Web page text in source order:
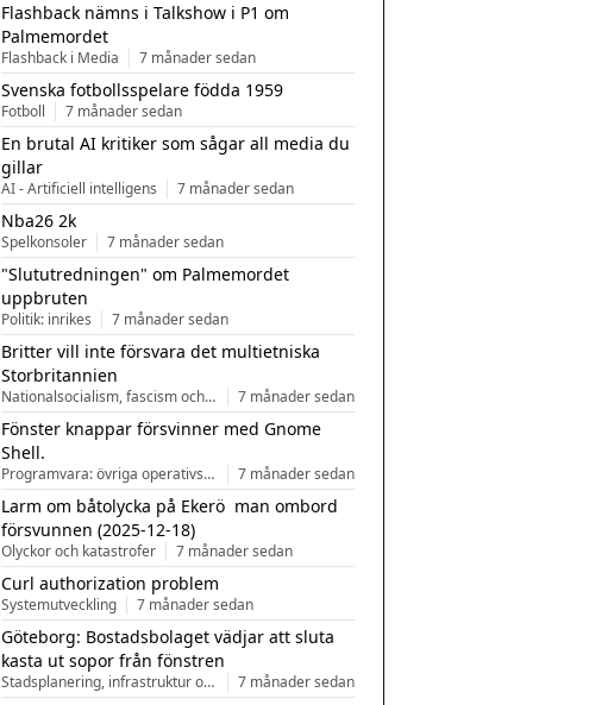
Flashback nämns i Talkshow i P1 om
Palmemordet
Flashback i Media 7 månader sedan
Svenska fotbollsspelare födda 1959
Fotboll 7 månader sedan
En brutal AI kritiker som sågar all media du
gillar
AI - Artificiell intelligens 7 månader sedan
Nba26 2k
Spelkonsoler 7 månader sedan
"Slututredningen" om Palmemordet
uppbruten
Politik: inrikes 7 månader sedan
Britter vill inte försvara det multietniska
Storbritannien
Nationalsocialism, fascism och nationalism 7 månader sedan
Fönster knappar försvinner med Gnome
Shell.
Programvara: övriga operativsystem 7 månader sedan
Larm om båtolycka på Ekerö  man ombord
försvunnen (2025-12-18)
Olyckor och katastrofer 7 månader sedan
Curl authorization problem
Systemutveckling 7 månader sedan
Göteborg: Bostadsbolaget vädjar att sluta
kasta ut sopor från fönstren
Stadsplanering, infrastruktur och arkitektur 7 månader sedan